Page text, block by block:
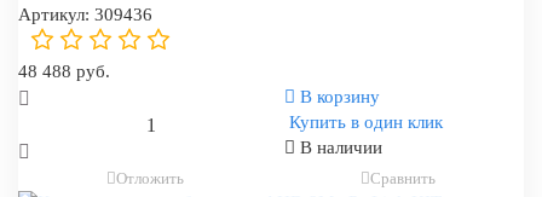
Артикул: 309436
48 488 руб.
В корзину
Купить в один клик
В наличии
Отложить Сравнить